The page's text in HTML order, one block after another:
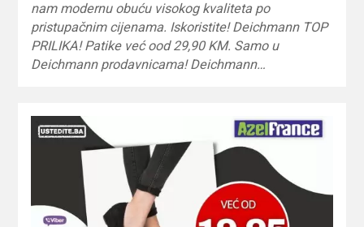
nam modernu obuću visokog kvaliteta po
pristupačnim cijenama. Iskoristite! Deichmann TOP
PRILIKA! Patike već ood 29,90 KM. Samo u
Deichmann prodavnicama! Deichmann…